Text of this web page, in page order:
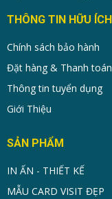
THÔNG TIN HỮU ÍCH
Chính sách bảo hành
Đặt hàng & Thanh toán
Thông tin tuyển dụng
Giới Thiệu
SẢN PHẨM
IN ẤN - THIẾT KẾ
MẪU CARD VISIT ĐẸP